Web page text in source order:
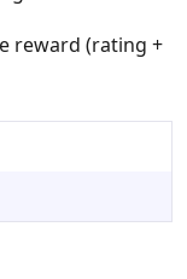
reward (rating +